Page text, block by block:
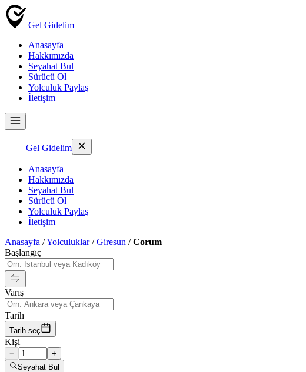
Gel Gidelim
Anasayfa
Hakkımızda
Seyahat Bul
Sürücü Ol
Yolculuk Paylaş
İletişim
Gel Gidelim
Anasayfa
Hakkımızda
Seyahat Bul
Sürücü Ol
Yolculuk Paylaş
İletişim
Anasayfa /Yolculuklar/Giresun /Corum
Başlangıç
Varış
Tarih
Tarih seç
Kişi
−
+
Seyahat Bul